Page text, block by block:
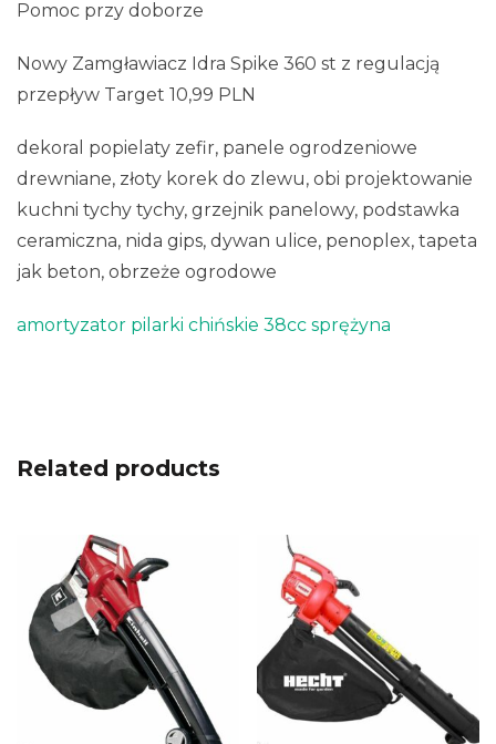
Pomoc przy doborze
Nowy Zamgławiacz Idra Spike 360 st z regulacją
przepływ Target 10,99 PLN
dekoral popielaty zefir, panele ogrodzeniowe
drewniane, złoty korek do zlewu, obi projektowanie
kuchni tychy tychy, grzejnik panelowy, podstawka
ceramiczna, nida gips, dywan ulice, penoplex, tapeta
jak beton, obrzeże ogrodowe
amortyzator pilarki chińskie 38cc sprężyna
Related products